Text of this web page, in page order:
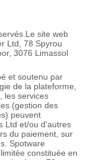
Le site web
Ltd, 78 Spyrou
3076 Limassol
et soutenu par
de la plateforme,
les services
(gestion des
peuvent
Ltd et/ou d'autres
du paiement, sur
Spotware
constituée en